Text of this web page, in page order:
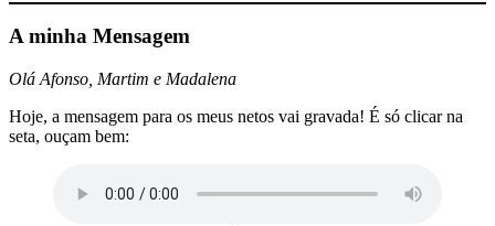
A minha Mensagem
Olá Afonso, Martim e Madalena
Hoje, a mensagem para os meus netos vai gravada! É só clicar na
seta, ouçam bem: